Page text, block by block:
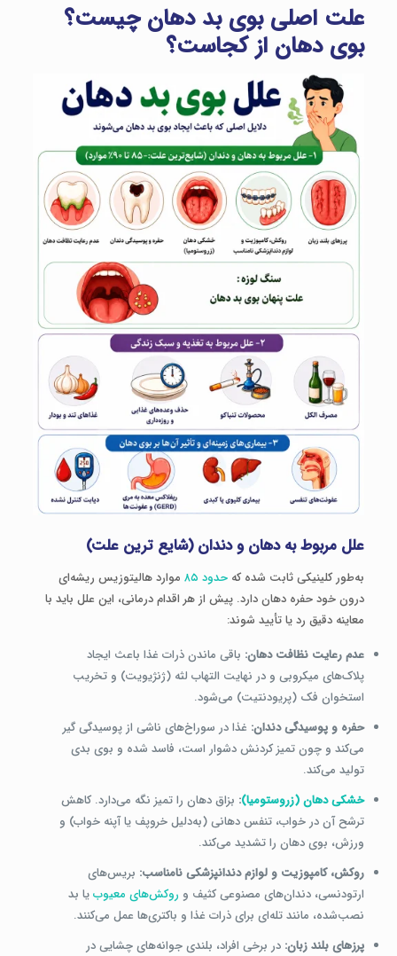
علت اصلی بوی بد دهان چیست؟
بوی دهان از کجاست؟
علل مربوط به دهان و دندان (شایع ترین علت)
به‌طور کلینیکی ثابت شده که حدود ۸۵
موارد هالیتوزیس ریشه‌ای
درون خود حفره دهان دارد. پیش از هر اقدام درمانی، این علل باید با
معاینه دقیق رد یا تأیید شوند:
عدم رعایت نظافت دهان: باقی ماندن ذرات غذا باعث ایجاد
پلاک‌های میکروبی و در نهایت التهاب لثه (ژنژیویت) و تخریب
استخوان فک (پریودنتیت) می‌شود.
حفره و پوسیدگی دندان: غذا در سوراخ‌های ناشی از پوسیدگی گیر
می‌کند و چون تمیز کردنش دشوار است، فاسد شده و بوی بدی
تولید می‌کند.
خشکی دهان (زروستومیا): بزاق دهان را تمیز نگه می‌دارد. کاهش
ترشح آن در خواب، تنفس دهانی (به‌دلیل خروپف یا آپنه خواب) و
ورزش، بوی دهان را تشدید می‌کند.
روکش، کامپوزیت و لوازم دندانپزشکی نامناسب: بریس‌های
ارتودنسی، دندان‌های مصنوعی کثیف و روکش‌های معیوبیا بد
نصب‌شده، مانند تله‌ای برای ذرات غذا و باکتری‌ها عمل می‌کنند.
پرزهای بلند زبان: در برخی افراد، بلندی جوانه‌های چشایی در